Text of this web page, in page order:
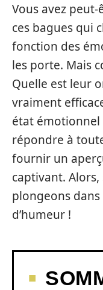
Vous avez
ces bagues qui
fonction des
les porte. Mais
Quelle est leur
vraiment
état émotionnel
répondre à
fournir un
captivant.
plongeons dans
d’humeur !